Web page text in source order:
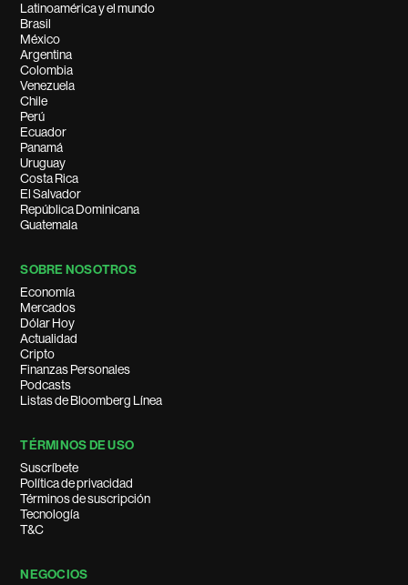
Latinoamérica y el mundo
Brasil
México
Argentina
Colombia
Venezuela
Chile
Perú
Ecuador
Panamá
Uruguay
Costa Rica
El Salvador
República Dominicana
Guatemala
SOBRE NOSOTROS
Economía
Mercados
Dólar Hoy
Actualidad
Cripto
Finanzas Personales
Podcasts
Listas de Bloomberg Línea
TÉRMINOS DE USO
Suscríbete
Política de privacidad
Términos de suscripción
Tecnología
T&C
NEGOCIOS